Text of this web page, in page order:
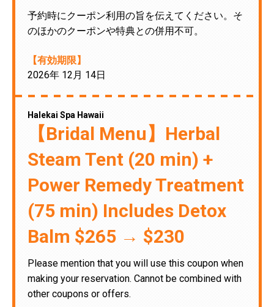
予約時にクーポン利用の旨を伝えてください。そ
のほかのクーポンや特典との併用不可。
【有効期限】
2026年 12月 14日
Halekai Spa Hawaii
【Bridal Menu】Herbal
Steam Tent (20 min) +
Power Remedy Treatment
(75 min) Includes Detox
Balm $265 → $230
Please mention that you will use this coupon when
making your reservation. Cannot be combined with
other coupons or offers.